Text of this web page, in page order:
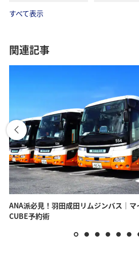
すべて表示
関連記事
ANA派必見！羽田成田リムジンバス｜
CUBE予約術